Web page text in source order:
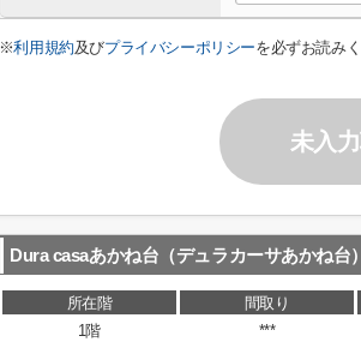
※利用規約及びプライバシーポリシーを必ずお読み
未入
Dura casaあかね台（デュラカーサあかね台）
所在階 間取り
1階
***